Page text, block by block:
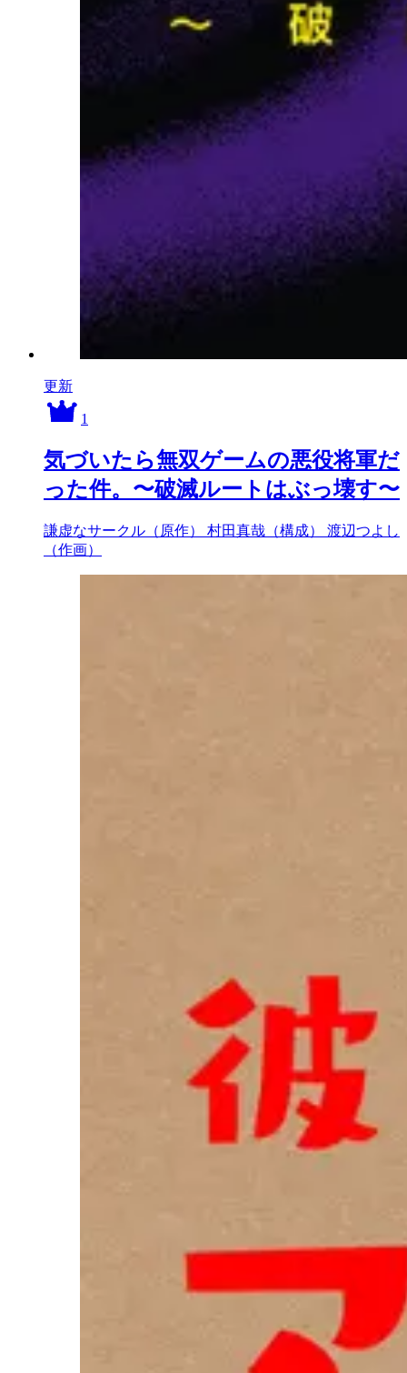
更新
1
気づいたら無双ゲームの悪役将軍だ
った件。〜破滅ルートはぶっ壊す〜
謙虚なサークル（原作） 村田真哉（構成） 渡辺つよし
（作画）